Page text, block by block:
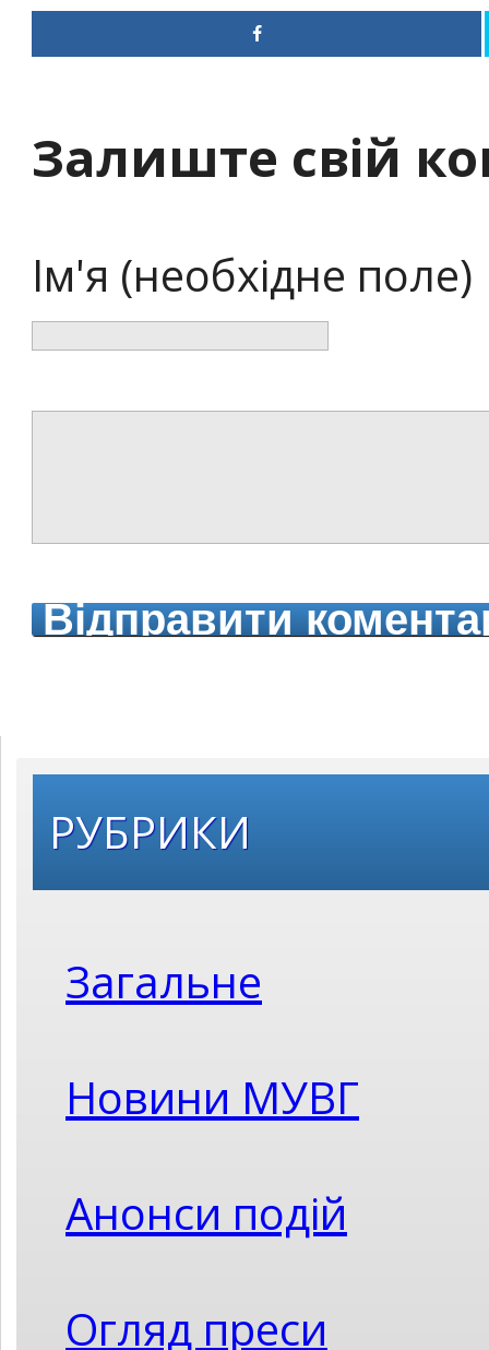
Залиште свій
Ім'я (необхідне поле)
РУБРИКИ
Загальне
Новини МУВГ
Анонси подій
Огляд преси